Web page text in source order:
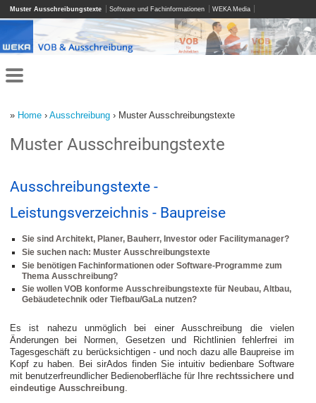
Muster Ausschreibungstexte Software und Fachinformationen WEKA Media
» Home› Ausschreibung› Muster Ausschreibungstexte
Muster Ausschreibungstexte
Ausschreibungstexte -
Leistungsverzeichnis - Baupreise
Sie sind Architekt, Planer, Bauherr, Investor oder Facilitymanager?
Sie suchen nach: Muster Ausschreibungstexte
Sie benötigen Fachinformationen oder Software-Programme zum
Thema Ausschreibung?
Sie wollen VOB konforme Ausschreibungstexte für Neubau, Altbau,
Gebäudetechnik oder Tiefbau/GaLa nutzen?
Es ist nahezu unmöglich bei einer Ausschreibung die vielen
Änderungen bei Normen, Gesetzen und Richtlinien fehlerfrei im
Tagesgeschäft zu berücksichtigen - und noch dazu alle Baupreise im
Kopf zu haben. Bei sirAdos finden Sie intuitiv bedienbare Software
mit benutzerfreundlicher Bedienoberfläche für Ihre rechtssichere und
eindeutige Ausschreibung